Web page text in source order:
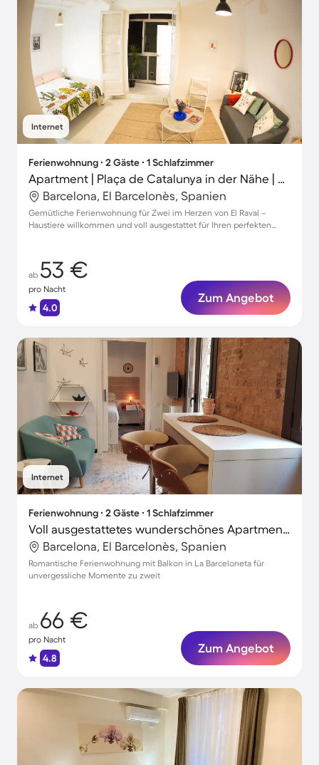
Internet
Ferienwohnung ∙ 2 Gäste ∙ 1 Schlafzimmer
Apartment | Plaça de Catalunya in der Nähe | Hunde erlaubt
Barcelona, El Barcelonès, Spanien
Gemütliche Ferienwohnung für Zwei im Herzen von El Raval –
Haustiere willkommen und voll ausgestattet für Ihren perfekten
ab 53 €
pro Nacht
4.0
Zum Angebot
Internet
Ferienwohnung ∙ 2 Gäste ∙ 1 Schlafzimmer
Voll ausgestattetes wunderschönes Apartment mit Terrasse | Parc de la Ciutadella-Nähe | Stadtblick | Nah am Strand
Barcelona, El Barcelonès, Spanien
Romantische Ferienwohnung mit Balkon in La Barceloneta für
unvergessliche Momente zu zweit
ab 66 €
pro Nacht
4.8
Zum Angebot